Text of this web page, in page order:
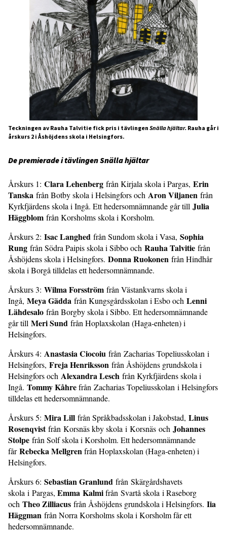
Teckningen av Rauha Talvitie fick pris i tävlingen Snälla hjältar. Rauha går i
årskurs 2 i Åshöjdens skola i Helsingfors.
De premierade i tävlingen Snälla hjältar
Årskurs 1: Clara Lehenberg från Kirjala skola i Pargas, Erin
Tanska från Botby skola i Helsingfors och Aron Viljanen från
Kyrkfjärdens skola i Ingå. Ett hedersomnämnande går till Julia
Häggblom från Korsholms skola i Korsholm.
Årskurs 2: Isac Langhed från Sundom skola i Vasa, Sophia
Rung från Södra Paipis skola i Sibbo och Rauha Talvitie från
Åshöjdens skola i Helsingfors. Donna Ruokonen från Hindhår
skola i Borgå tilldelas ett hedersomnämnande.
Årskurs 3: Wilma Forsström från Västankvarns skola i
Ingå, Meya Gädda från Kungsgårdsskolan i Esbo och Lenni
Lähdesalo från Borgby skola i Sibbo. Ett hedersomnämnande
går till Meri Sund från Hoplaxskolan (Haga-enheten) i
Helsingfors.
Årskurs 4: Anastasia Ciocoiu från Zacharias Topeliusskolan i
Helsingfors, Freja Henriksson från Åshöjdens grundskola i
Helsingfors och Alexandra Lesch från Kyrkfjärdens skola i
Ingå. Tommy Kåhrefrån Zacharias Topeliusskolan i Helsingfors
tilldelas ett hedersomnämnande.
Årskurs 5: Mira Lill från Språkbadsskolan i Jakobstad, Linus
Rosenqvistfrån Korsnäs kby skola i Korsnäs och Johannes
Stolpe från Solf skola i Korsholm. Ett hedersomnämnande
fårRebecka Mellgrenfrån Hoplaxskolan (Haga-enheten) i
Helsingfors.
Årskurs 6: Sebastian Granlund från Skärgårdshavets
skola i Pargas, Emma Kalmifrån Svartå skola i Raseborg
och Theo Zilliacus från Åshöjdens grundskola i Helsingfors. Iia
Häggman från Norra Korsholms skola i Korsholm får ett
hedersomnämnande.